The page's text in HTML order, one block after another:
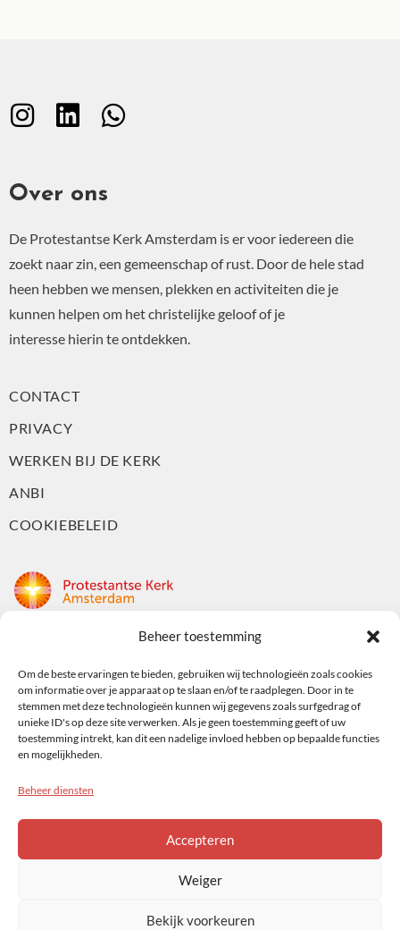
Beheer toestemming
Om de beste ervaringen te bieden, gebruiken wij technologieën zoals cookies
om informatie over je apparaat op te slaan en/of te raadplegen. Door in te
stemmen met deze technologieën kunnen wij gegevens zoals surfgedrag of
unieke ID's op deze site verwerken. Als je geen toestemming geeft of uw
toestemming intrekt, kan dit een nadelige invloed hebben op bepaalde functies
en mogelijkheden.
Beheer diensten
Accepteren
Weiger
Bekijk voorkeuren
Over ons
De Protestantse Kerk Amsterdam is er voor iedereen die
zoekt naar zin, een gemeenschap of rust. Door de hele stad
heen hebben we mensen, plekken en activiteiten die je
kunnen helpen om het christelijke geloof of je
interesse hierin te ontdekken.
CONTACT
PRIVACY
WERKEN BIJ DE KERK
ANBI
COOKIEBELEID
Nieuwe Herengracht 18
1018 DP Amsterdam
t: 020 5353 700
e: info@protestantsamsterdam.nl
Protestantse Diaconie Amsterdam
e: info@diaconie.org